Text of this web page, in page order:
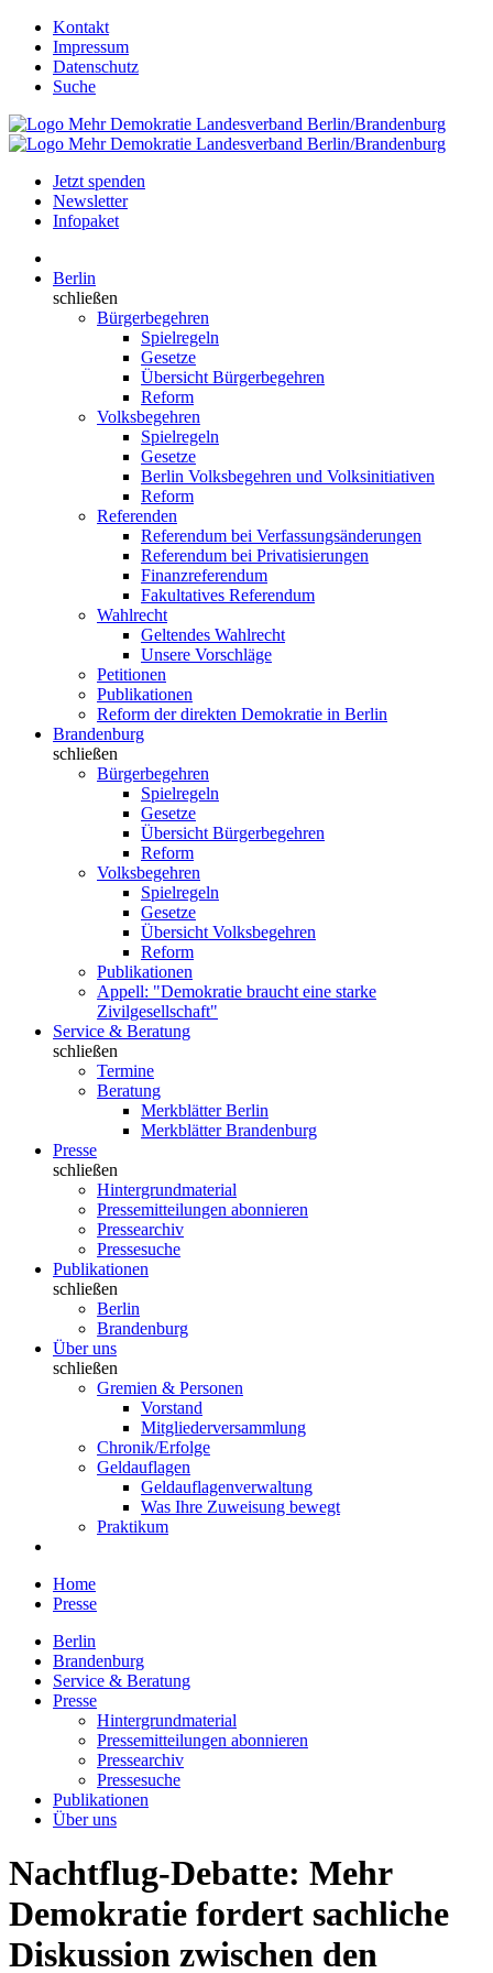
Kontakt
Impressum
Datenschutz
Suche
Jetzt spenden
Newsletter
Infopaket
Berlin
schließen
Bürgerbegehren
Spielregeln
Gesetze
Übersicht Bürgerbegehren
Reform
Volksbegehren
Spielregeln
Gesetze
Berlin Volksbegehren und Volksinitiativen
Reform
Referenden
Referendum bei Verfassungsänderungen
Referendum bei Privatisierungen
Finanzreferendum
Fakultatives Referendum
Wahlrecht
Geltendes Wahlrecht
Unsere Vorschläge
Petitionen
Publikationen
Reform der direkten Demokratie in Berlin
Brandenburg
schließen
Bürgerbegehren
Spielregeln
Gesetze
Übersicht Bürgerbegehren
Reform
Volksbegehren
Spielregeln
Gesetze
Übersicht Volksbegehren
Reform
Publikationen
Appell: "Demokratie braucht eine starke
Zivilgesellschaft"
Service & Beratung
schließen
Termine
Beratung
Merkblätter Berlin
Merkblätter Brandenburg
Presse
schließen
Hintergrundmaterial
Pressemitteilungen abonnieren
Pressearchiv
Pressesuche
Publikationen
schließen
Berlin
Brandenburg
Über uns
schließen
Gremien & Personen
Vorstand
Mitgliederversammlung
Chronik/Erfolge
Geldauflagen
Geldauflagenverwaltung
Was Ihre Zuweisung bewegt
Praktikum
Home
Presse
Berlin
Brandenburg
Service & Beratung
Presse
Hintergrundmaterial
Pressemitteilungen abonnieren
Pressearchiv
Pressesuche
Publikationen
Über uns
Nachtflug-Debatte: Mehr
Demokratie fordert sachliche
Diskussion zwischen den